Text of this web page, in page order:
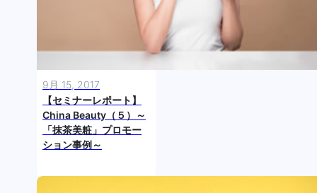
9月 15, 2017
【セミナーレポート】
China Beauty（５）～
「抹茶美粧」プロモー
ション事例～